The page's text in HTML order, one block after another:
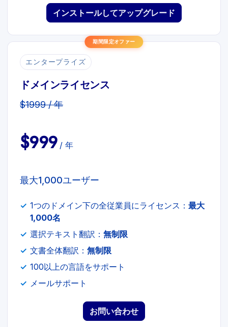
インストールしてアップグレード
期間限定オファー
エンタープライズ
ドメインライセンス
$1999 / 年
$999 / 年
最大1,000ユーザー
1つのドメイン下の全従業員にライセンス： 最大
1,000名
選択テキスト翻訳： 無制限
文書全体翻訳： 無制限
100以上の言語をサポート
メールサポート
お問い合わせ